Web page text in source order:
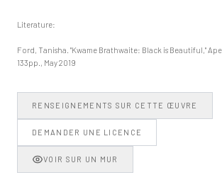
Literature:
Ford, Tanisha. "Kwame Brathwaite: Black is Beautiful,"
133pp., May 2019
RENSEIGNEMENTS SUR CETTE ŒUVRE
DEMANDER UNE LICENCE
VOIR SUR UN MUR